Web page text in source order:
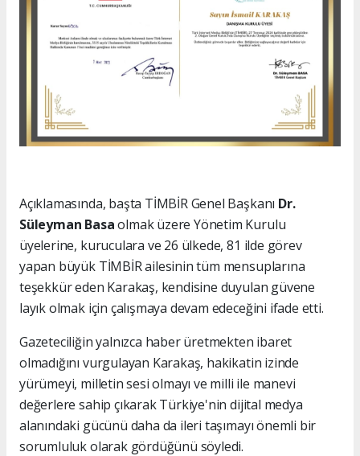
Açıklamasında, başta TİMBİR Genel Başkanı Dr.
Süleyman Basaolmak üzere Yönetim Kurulu
üyelerine, kuruculara ve 26 ülkede, 81 ilde görev
yapan büyük TİMBİR ailesinin tüm mensuplarına
teşekkür eden Karakaş, kendisine duyulan güvene
layık olmak için çalışmaya devam edeceğini ifade etti.
Gazeteciliğin yalnızca haber üretmekten ibaret
olmadığını vurgulayan Karakaş, hakikatin izinde
yürümeyi, milletin sesi olmayı ve milli ile manevi
değerlere sahip çıkarak Türkiye'nin dijital medya
alanındaki gücünü daha da ileri taşımayı önemli bir
sorumluluk olarak gördüğünü söyledi.